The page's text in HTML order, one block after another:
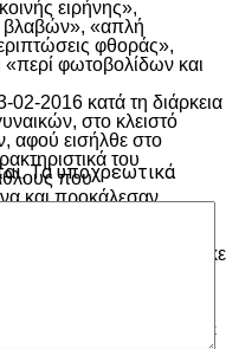
ειρήνης»,
βλαβών», «απλή
φθοράς»,
φωτοβολίδων και
02-2016 κατά τη διάρκεια
στο κλειστό
αφού εισήλθε στο
του
που
και προκάλεσαν
της Υποδιεύθυνσης
Χώρους, ταυτοποιήθηκε
κατείχε ρόλο οργανωτή
παραπάνω 25χρονος, ο
εγκατάσταση, έλαβε
Τα υποχρεωτικά